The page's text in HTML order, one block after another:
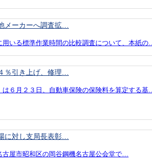
メーカーへ調査拡…
いる標準作業時間の比較調査について、本紙の…
％引き上げ、修理…
６月２３日、自動車保険の保険料を算定する基…
に対し支局長表彰…
屋市昭和区の岡谷鋼機名古屋公会堂で…